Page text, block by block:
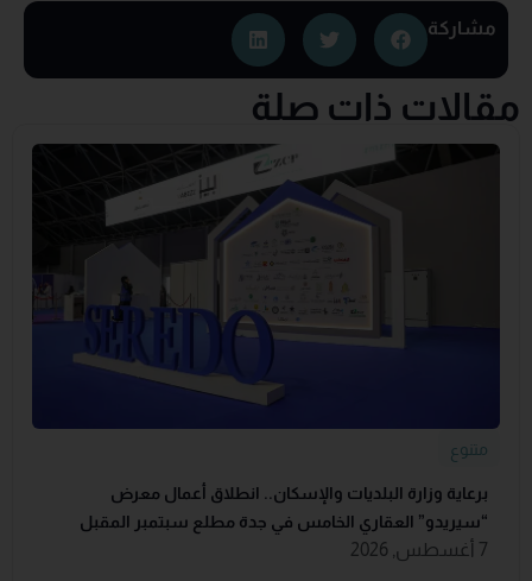
مشاركة
مقالات ذات صلة
متنوع
برعاية وزارة البلديات والإسكان.. انطلاق أعمال معرض
“سيريدو” العقاري الخامس في جدة مطلع سبتمبر المقبل
7 أغسطس, 2026